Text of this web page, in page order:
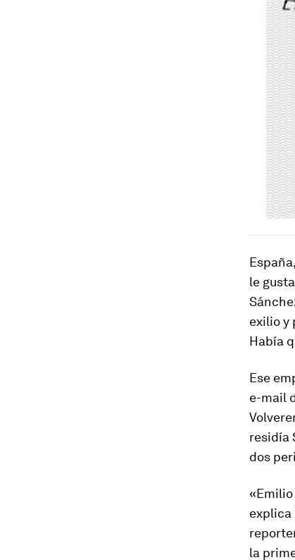
le
exilio y
Había
Ese
e-mail
residía
dos
explica
la